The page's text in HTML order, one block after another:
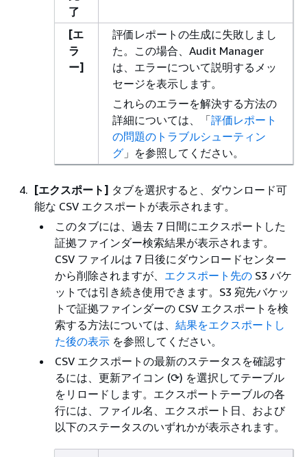
了
[エ
ラ
ー]
評価レポートの生成に失敗しまし
た。この場合、Audit Manager
は、エラーについて説明するメッ
セージを表示します。
これらのエラーを解決する方法の
詳細については、「評価レポート
の問題のトラブルシューティン
グ 」を参照してください。
[エクスポート] タブを選択すると、ダウンロード可
能な CSV エクスポートが表示されます。
このタブには、過去 7 日間にエクスポートした
証拠ファインダー検索結果が表示されます。
CSV ファイルは 7 日後にダウンロードセンター
から削除されますが、 エクスポート先の S3 バケ
ットでは引き続き使用できます。S3 宛先バケッ
トで証拠ファインダーの CSV エクスポートを検
索する方法については、 結果をエクスポートし
た後の表示 を参照してください。
CSV エクスポートの最新のステータスを確認す
るには、更新アイコン (⟳) を選択してテーブル
をリロードします。エクスポートテーブルの各
行には、ファイル名、エクスポート日、および
以下のステータスのいずれかが表示されます。